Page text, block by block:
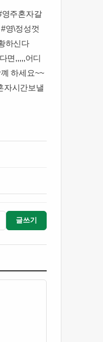
주혼자갈
영\​정성껏
하신다
면,,,,,어디
하세요~~
자시간보낼
글쓰기